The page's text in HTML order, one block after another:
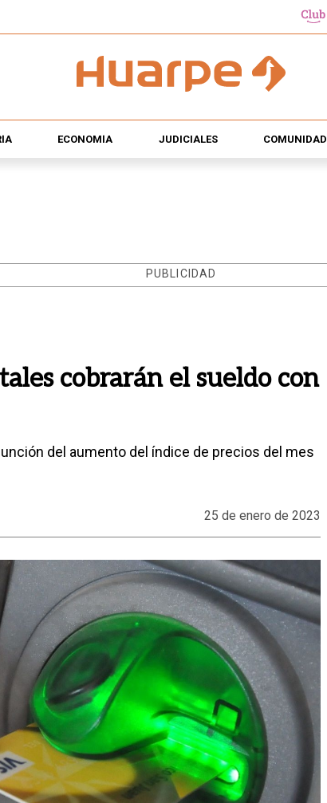
ECONOMÍA JUDICIALES COMUNIDAD
PUBLICIDAD
cobrarán el sueldo con
del aumento del índice de precios del mes
25 de enero de 2023